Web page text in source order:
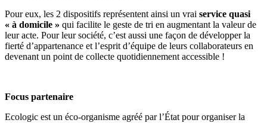
Pour eux, les 2 dispositifs représentent ainsi un vrai service quasi
« à domicile » qui facilite le geste de tri en augmentant la valeur de
leur acte. Pour leur société, c’est aussi une façon de développer la
fierté d’appartenance et l’esprit d’équipe de leurs collaborateurs en
devenant un point de collecte quotidiennement accessible !
Focus partenaire
Ecologic est un éco-organisme agréé par l’État pour organiser la